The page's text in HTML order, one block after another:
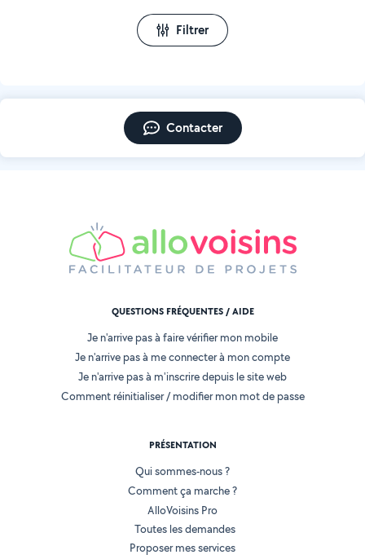
Filtrer
Contacter
QUESTIONS FRÉQUENTES / AIDE
Je n'arrive pas à faire vérifier mon mobile
Je n'arrive pas à me connecter à mon compte
Je n'arrive pas à m'inscrire depuis le site web
Comment réinitialiser / modifier mon mot de passe
PRÉSENTATION
Qui sommes-nous ?
Comment ça marche ?
AlloVoisins Pro
Toutes les demandes
Proposer mes services